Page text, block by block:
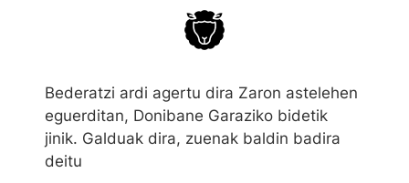
Bederatzi ardi agertu dira Zaron astelehen
eguerditan, Donibane Garaziko bidetik
jinik. Galduak dira, zuenak baldin badira
deitu